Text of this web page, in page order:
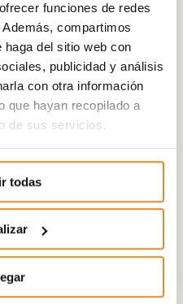
funciones de redes
compartimos
del sitio web con
publicidad y análisis
con otra información
que hayan recopilado a
de sus servicios.
todas
como una
franja de jóvenes
años que han
mercado y no
afirma Beatriz
y Asuntos
.“Como
que está
la participación en el
Ya buscan mucho
para alquilar, y esto
participación de
esté cayendo,
por lo